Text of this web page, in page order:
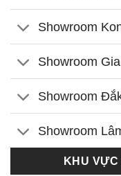
Showroom
Showroom
Showroom
Showroom
KHU VỰC